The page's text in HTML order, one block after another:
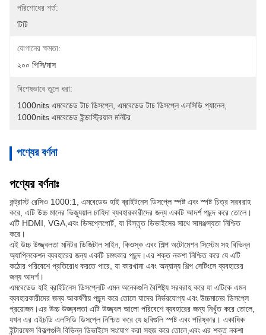
পরিশোধের শর্ত:
টিটি
যোগানের ক্ষমতা:
২০০ পিসি/মাস
বিশেষভাবে তুলে ধরা:
1000nits এমবেডেড টাচ ডিসপ্লে এমবেডেড টাচ ডিসপ্লে এলসিডি প্যানেল
1000nits এমবেডেড ইন্ডাস্ট্রিয়াল মনিটর
পণ্যের বর্ণনা
পণ্যের বর্ণনাঃ
কন্ট্রাস্ট রেসিও 1000:1, এমবেডেড হাই ব্রাইটনেস ডিসপ্লে স্পষ্ট এবং স্পষ্ট চিত্র সরবরাহ
করে, এটি উচ্চ মানের ভিজ্যুয়াল চাহিদা ব্যবহারকারীদের জন্য একটি আদর্শ পছন্দ করে তোলে।
এটি HDMI, VGA,এবং ডিসপ্লেপোর্ট, যা বিস্তৃত ডিভাইসের সাথে সামঞ্জস্যতা নিশ্চিত
করে।
এই উচ্চ উজ্জ্বলতা মনিটর ডিজিটাল সাইন, কিওস্ক এবং শিল্প অটোমেশন সিস্টেম সহ বিভিন্ন
অ্যাপ্লিকেশন ব্যবহারের জন্য একটি চমৎকার পছন্দ।এর শক্ত নকশা নিশ্চিত করে যে এটি
কঠোর পরিবেশে প্রতিরোধ করতে পারে, যা কারখানা এবং অন্যান্য শিল্প সেটিংসে ব্যবহারের
জন্য আদর্শ।
এমবেডেড হাই ব্রাইটনেস ডিসপ্লেটি এমন অনেকগুলি বৈশিষ্ট্য সরবরাহ করে যা এটিকে এমন
ব্যবহারকারীদের জন্য আকর্ষণীয় পছন্দ করে তোলে যাদের নির্ভরযোগ্য এবং উচ্চমানের ডিসপ্লে
প্রয়োজন।এর উচ্চ উজ্জ্বলতা এটি উজ্জ্বল আলো পরিবেশে ব্যবহারের জন্য নিখুঁত করে তোলে,
যখন এর এইচডি এলসিডি ডিসপ্লে নিশ্চিত করে যে ছবিগুলি স্পষ্ট এবং পরিষ্কার। একাধিক
ইন্টারফেস বিকল্পগুলি বিভিন্ন ডিভাইসে সংযোগ করা সহজ করে তোলে,এবং এর শক্ত নকশা